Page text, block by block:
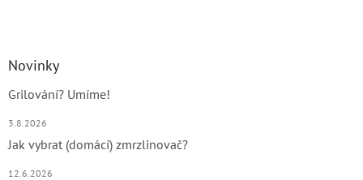
Novinky
Grilování? Umíme!
3.8.2026
Jak vybrat (domácí) zmrzlinovač?
12.6.2026